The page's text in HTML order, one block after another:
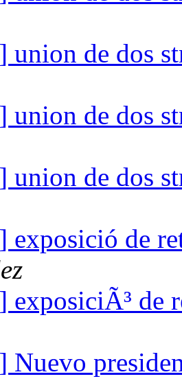
union de dos
union de dos
union de dos
exposició de
exposiciÃ³
Nuevo